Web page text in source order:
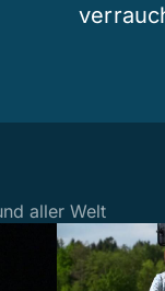
aller Welt